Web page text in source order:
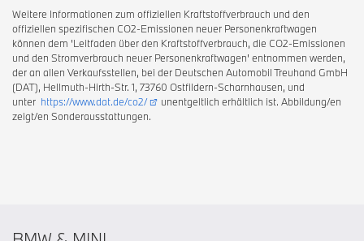
Weitere Informationen zum offiziellen Kraftstoffverbrauch und den
offiziellen spezifischen CO2-Emissionen neuer Personenkraftwagen
können dem 'Leitfaden über den Kraftstoffverbrauch, die CO2-Emissionen
und den Stromverbrauch neuer Personenkraftwagen' entnommen werden,
der an allen Verkaufsstellen, bei der Deutschen Automobil Treuhand GmbH
(DAT), Hellmuth-Hirth-Str. 1, 73760 Ostfildern-Scharnhausen, und
unter https://www.dat.de/co2/
unentgeltlich erhältlich ist. Abbildung/en
zeigt/en Sonderausstattungen.